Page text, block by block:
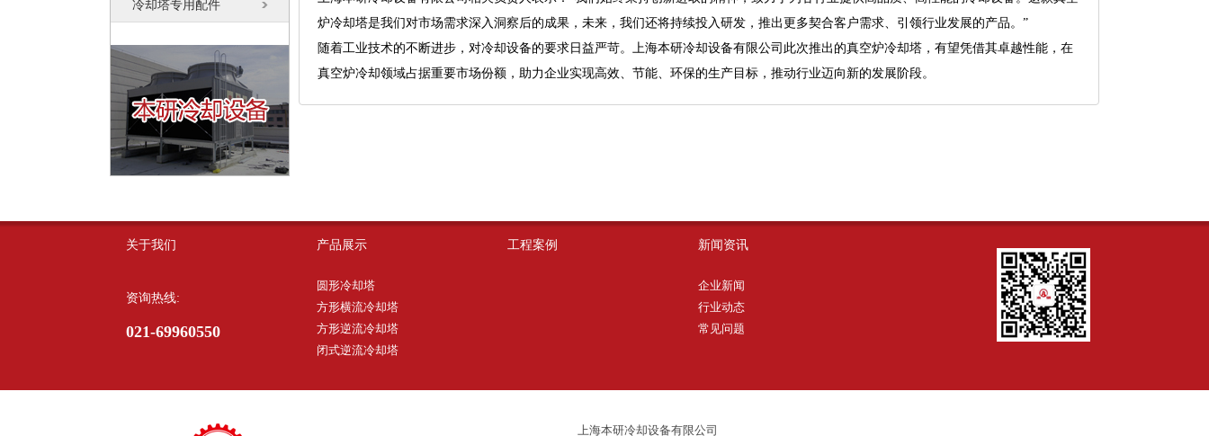
冷却塔专用配件
炉冷却塔是我们对市场需求深入洞察后的成果，未来，我们还将持续投入研发，推出更多契合客户需求、引领行业发展的产品。”
随着工业技术的不断进步，对冷却设备的要求日益严苛。上海本研冷却设备有限公司此次推出的真空炉冷却塔，有望凭借其卓越性能，在
真空炉冷却领域占据重要市场份额，助力企业实现高效、节能、环保的生产目标，推动行业迈向新的发展阶段。
关于我们
资询热线:
021-69960550
产品展示
圆形冷却塔
方形横流冷却塔
方形逆流冷却塔
闭式逆流冷却塔
工程案例 新闻资讯
企业新闻
行业动态
常见问题
上海本研冷却设备有限公司